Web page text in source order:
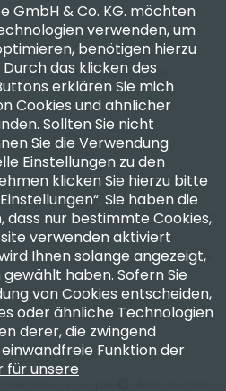
Co. KG. — Spezialisten für
und Reparatur
Europe
GmbH & Co. KG. möchten
verwenden, um
benötigen hierzu
das klicken des
erklären Sie mich
Cookies und ähnlicher
Sollten Sie nicht
Sie die Verwendung
Einstellungen zu den
klicken Sie hierzu bitte
Sie haben die
dass nur bestimmte Cookies,
verwenden aktiviert
Ihnen solange angezeigt,
haben. Sofern Sie
von Cookies entscheiden,
oder ähnliche Technologien
derer, die zwingend
Funktion der
für unsere